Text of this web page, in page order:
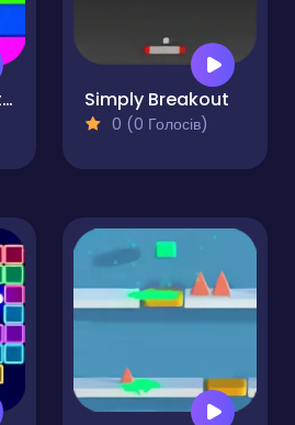
Brick Breaker Retro Simply Breakout
0 (0 Голосів)